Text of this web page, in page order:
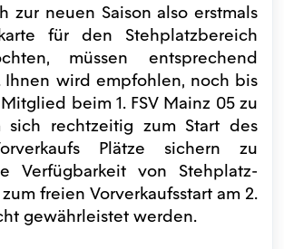
zur neuen Saison also erstmals
für den Stehplatzbereich
müssen entsprechend
Ihnen wird empfohlen, noch bis
beim 1. FSV Mainz 05 zu
sich rechtzeitig zum Start des
Plätze sichern zu
Verfügbarkeit von Stehplatz-
freien Vorverkaufsstart am 2.
gewährleistet werden.